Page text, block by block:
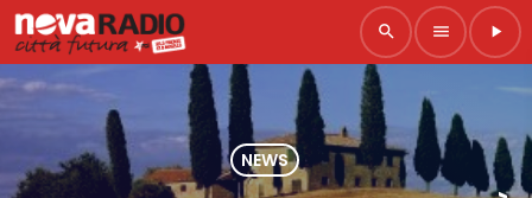
search menu play_arrow
NEWS